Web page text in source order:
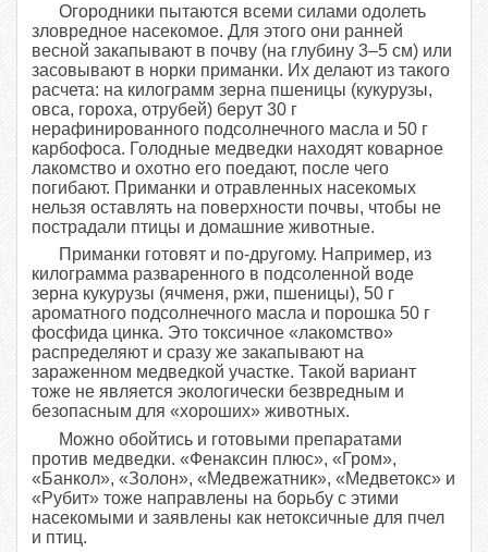
Огородники пытаются всеми силами одолеть
зловредное насекомое. Для этого они ранней
весной закапывают в почву (на глубину 3–5 см) или
засовывают в норки приманки. Их делают из такого
расчета: на килограмм зерна пшеницы (кукурузы,
овса, гороха, отрубей) берут 30 г
нерафинированного подсолнечного масла и 50 г
карбофоса. Голодные медведки находят коварное
лакомство и охотно его поедают, после чего
погибают. Приманки и отравленных насекомых
нельзя оставлять на поверхности почвы, чтобы не
пострадали птицы и домашние животные.
Приманки готовят и по-другому. Например, из
килограмма разваренного в подсоленной воде
зерна кукурузы (ячменя, ржи, пшеницы), 50 г
ароматного подсолнечного масла и порошка 50 г
фосфида цинка. Это токсичное «лакомство»
распределяют и сразу же закапывают на
зараженном медведкой участке. Такой вариант
тоже не является экологически безвредным и
безопасным для «хороших» животных.
Можно обойтись и готовыми препаратами
против медведки. «Фенаксин плюс», «Гром»,
«Банкол», «Золон», «Медвежатник», «Медветокс» и
«Рубит» тоже направлены на борьбу с этими
насекомыми и заявлены как нетоксичные для пчел
и птиц.